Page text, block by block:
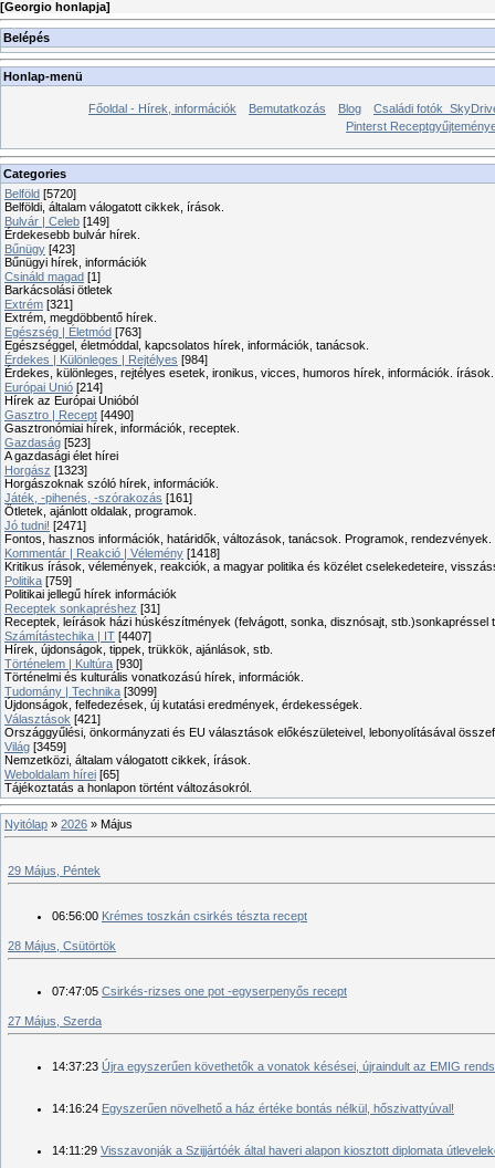
[Georgio honlapja]
Belépés
Honlap-menü
Főoldal - Hírek, információk Bemutatkozás Blog
Családi
Pinterst
Categories
Belföld [5720]
Belföldi, általam válogatott cikkek, írások.
Bulvár | Celeb [149]
Érdekesebb bulvár hírek.
Bűnügy [423]
Bűnügyi hírek, információk
Csináld magad [1]
Barkácsolási ötletek
Extrém [321]
Extrém, megdöbbentő hírek.
Egészség | Életmód [763]
Egészséggel, életmóddal, kapcsolatos hírek, információk, tanácsok.
Érdekes | Különleges | Rejtélyes [984]
Érdekes, különleges, rejtélyes esetek, ironikus, vicces, humoros hírek, információk. írások.
Európai Unió [214]
Hírek az Európai Unióból
Gasztro | Recept [4490]
Gasztronómiai hírek, információk, receptek.
Gazdaság [523]
A gazdasági élet hírei
Horgász [1323]
Horgászoknak szóló hírek, információk.
Játék, -pihenés, -szórakozás [161]
Ötletek, ajánlott oldalak, programok.
Jó tudni! [2471]
Fontos, hasznos információk, határidők, változások, tanácsok. Programok, rendezvények.
Kommentár | Reakció | Vélemény [1418]
Kritikus írások, vélemények, reakciók, a magyar politika és közélet cselekedeteire,
Politika [759]
Politikai jellegű hírek információk
Receptek sonkapréshez [31]
Receptek, leírások házi húskészítmények (felvágott, sonka, disznósajt, stb.)sonkapréssel
Számítástechika | IT [4407]
Hírek, újdonságok, tippek, trükkök, ajánlások, stb.
Történelem | Kultúra [930]
Történelmi és kulturális vonatkozású hírek, információk.
Tudomány | Technika [3099]
Újdonságok, felfedezések, új kutatási eredmények, érdekességek.
Választások [421]
Országgyűlési, önkormányzati és EU választások előkészületeivel, lebonyolításával
Világ [3459]
Nemzetközi, általam válogatott cikkek, írások.
Weboldalam hírei [65]
Tájékoztatás a honlapon történt változásokról.
Nyitólap » 2026 » Május
29 Május, Péntek
06:56:00 Krémes toszkán csirkés tészta recept
28 Május, Csütörtök
07:47:05 Csirkés-rizses one pot -egyserpenyős recept
27 Május, Szerda
14:37:23 Újra egyszerűen követhetők a vonatok késései, újraindult az EMIG
14:16:24 Egyszerűen növelhető a ház értéke bontás nélkül, hőszivattyúval!
14:11:29 Visszavonják a Szijjártóék által haveri alapon kiosztott diplomata